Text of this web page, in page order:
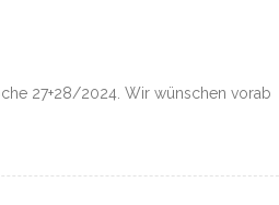
27+28/2024. Wir wünschen vorab